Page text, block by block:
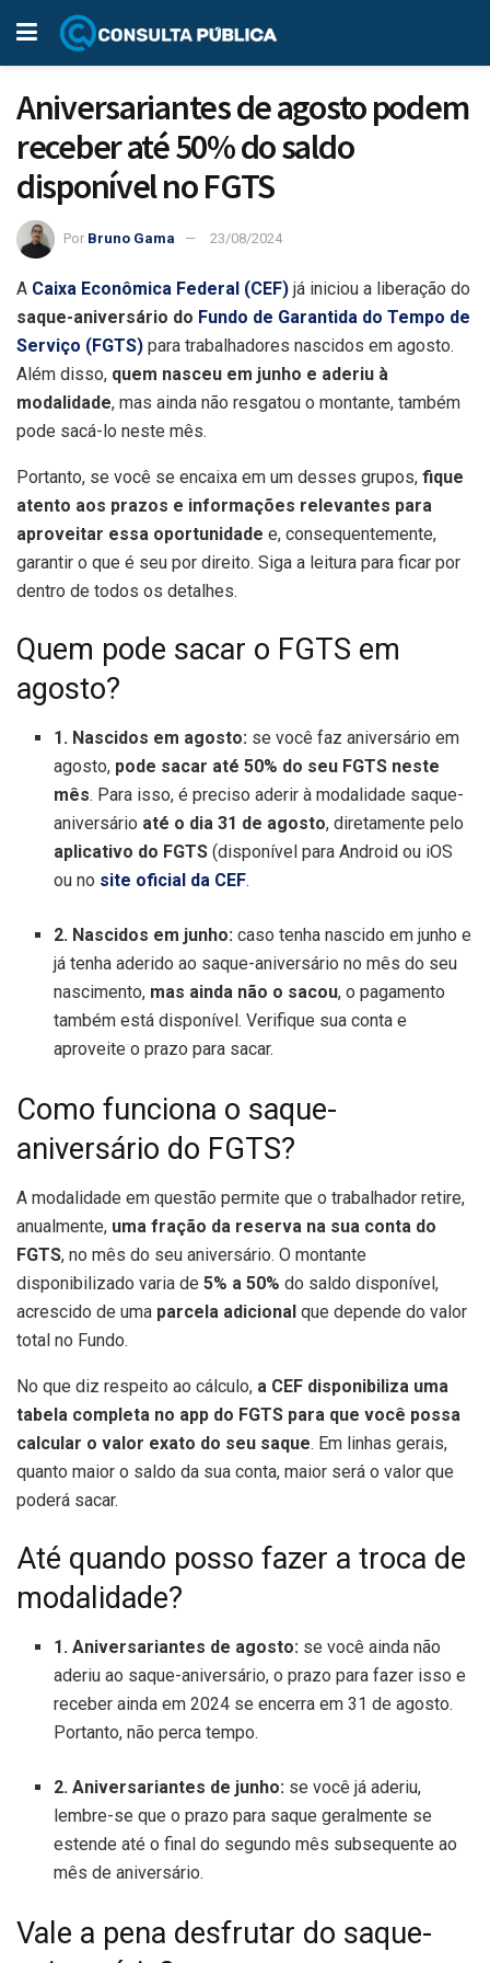
Aniversariantes de agosto podem
receber até 50% do saldo
disponível no FGTS
Por Bruno Gama 23/08/2024
A Caixa Econômica Federal (CEF) já iniciou a liberação do
saque-aniversário do Fundo de Garantida do Tempo de
Serviço (FGTS) para trabalhadores nascidos em agosto.
Além disso, quem nasceu em junho e aderiu à
modalidade, mas ainda não resgatou o montante, também
pode sacá-lo neste mês.
Portanto, se você se encaixa em um desses grupos, fique
atento aos prazos e informações relevantes para
aproveitar essa oportunidade e, consequentemente,
garantir o que é seu por direito. Siga a leitura para ficar por
dentro de todos os detalhes.
Quem pode sacar o FGTS em
agosto?
1. Nascidos em agosto: se você faz aniversário em
agosto, pode sacar até 50% do seu FGTS neste
mês. Para isso, é preciso aderir à modalidade saque-
aniversário até o dia 31 de agosto, diretamente pelo
aplicativo do FGTS (disponível para Android ou iOS
ou no site oficial da CEF.
2. Nascidos em junho: caso tenha nascido em junho e
já tenha aderido ao saque-aniversário no mês do seu
nascimento, mas ainda não o sacou, o pagamento
também está disponível. Verifique sua conta e
aproveite o prazo para sacar.
Como funciona o saque-
aniversário do FGTS?
A modalidade em questão permite que o trabalhador retire,
anualmente, uma fração da reserva na sua conta do
FGTS, no mês do seu aniversário. O montante
disponibilizado varia de 5% a 50% do saldo disponível,
acrescido de uma parcela adicional que depende do valor
total no Fundo.
No que diz respeito ao cálculo, a CEF disponibiliza uma
tabela completa no app do FGTS para que você possa
calcular o valor exato do seu saque. Em linhas gerais,
quanto maior o saldo da sua conta, maior será o valor que
poderá sacar.
Até quando posso fazer a troca de
modalidade?
1. Aniversariantes de agosto: se você ainda não
aderiu ao saque-aniversário, o prazo para fazer isso e
receber ainda em 2024 se encerra em 31 de agosto.
Portanto, não perca tempo.
2. Aniversariantes de junho: se você já aderiu,
lembre-se que o prazo para saque geralmente se
estende até o final do segundo mês subsequente ao
mês de aniversário.
Vale a pena desfrutar do saque-